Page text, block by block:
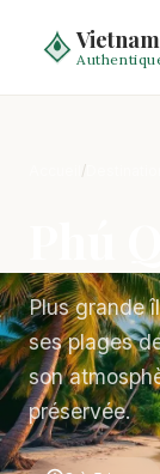
Vietnam
/
Plus grande
ses plages
son
préservée.